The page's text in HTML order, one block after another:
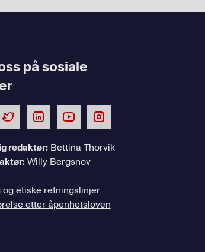
på sosiale
redaktør:Bettina Thorvik
Willy Bergsnov
og etiske retningslinjer
etter åpenhetsloven